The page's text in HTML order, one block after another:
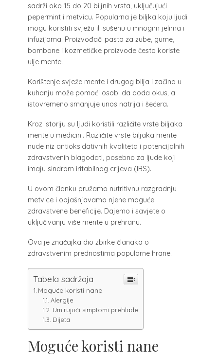
sadrži oko 15 do 20 biljnih vrsta, uključujući
pepermint i metvicu. Popularna je biljka koju ljudi
mogu koristiti svježu ili sušenu u mnogim jelima i
infuzijama. Proizvođači pasta za zube, gume,
bombone i kozmetičke proizvode često koriste
ulje mente.
Korištenje svježe mente i drugog bilja i začina u
kuhanju može pomoći osobi da doda okus, a
istovremeno smanjuje unos natrija i šećera.
Kroz istoriju su ljudi koristili različite vrste biljaka
mente u medicini. Različite vrste biljaka mente
nude niz antioksidativnih kvaliteta i potencijalnih
zdravstvenih blagodati, posebno za ljude koji
imaju sindrom iritabilnog crijeva (IBS).
U ovom članku pružamo nutritivnu razgradnju
metvice i objašnjavamo njene moguće
zdravstvene beneficije. Dajemo i savjete o
uključivanju više mente u prehranu.
Ova je značajka dio zbirke članaka o
zdravstvenim prednostima popularne hrane.
Tabela sadržaja
Moguće koristi nane
Alergije
Umirujući simptomi prehlade
Dijeta
Moguće koristi nane